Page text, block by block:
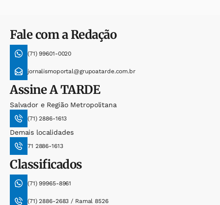
Fale com a Redação
(71) 99601-0020
jornalismoportal@grupoatarde.com.br
AssineA TARDE
Salvador e Região Metropolitana
(71) 2886-1613
Demais localidades
71 2886-1613
Classificados
(71) 99965-8961
(71) 2886-2683 / Ramal 8526